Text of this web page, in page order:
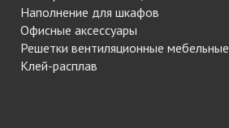
Наполнение для шкафов
Офисные аксессуары
Решетки вентиляционные мебельные
Клей-расплав